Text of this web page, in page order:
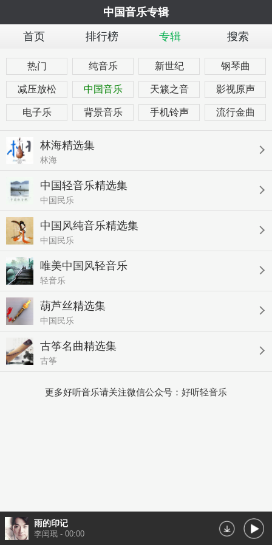
中国音乐专辑
首页
排行榜 专辑 搜索
热门 纯音乐 新世纪 钢琴曲
减压放松 中国音乐 天籁之音 影视原声
电子乐 背景音乐 手机铃声 流行金曲
林海精选集
林海
中国轻音乐精选集
中国民乐
中国风纯音乐精选集
中国民乐
唯美中国风轻音乐
轻音乐
葫芦丝精选集
中国民乐
古筝名曲精选集
古筝
更多好听音乐请关注微信公众号：好听轻音乐
雨的印记
李闰珉 - 00:00